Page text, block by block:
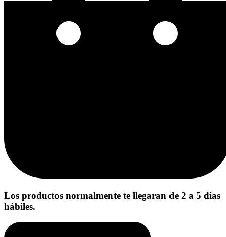
Los productos normalmente te llegaran de 2 a 5 días
hábiles.